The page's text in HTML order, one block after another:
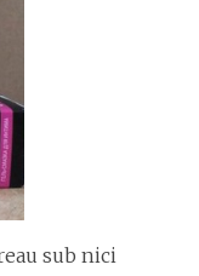
sub nici